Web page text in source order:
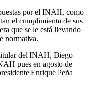
por el INAH, como
el cumplimiento de sus
que se le está llevando
normativa.
titular del INAH, Diego
pues en agosto de
Enrique Peña